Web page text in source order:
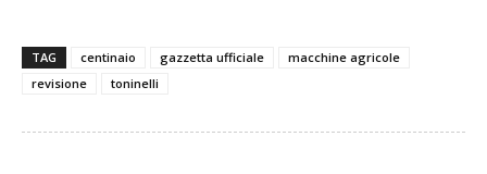
TAG centinaio gazzetta ufficiale
macchine agricole
revisione
toninelli